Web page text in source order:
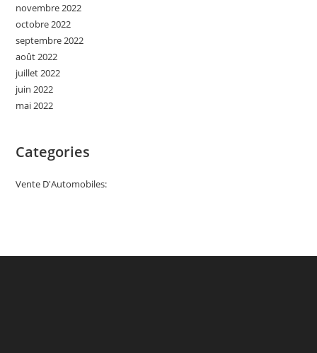
novembre 2022
octobre 2022
septembre 2022
août 2022
juillet 2022
juin 2022
mai 2022
Categories
Vente D'Automobiles: